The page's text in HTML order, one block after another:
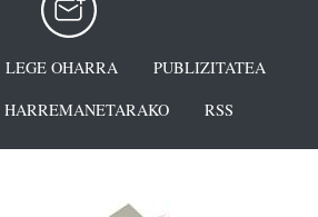
LEGE OHARRA
PUBLIZITATEA
HARREMANETARAKO RSS